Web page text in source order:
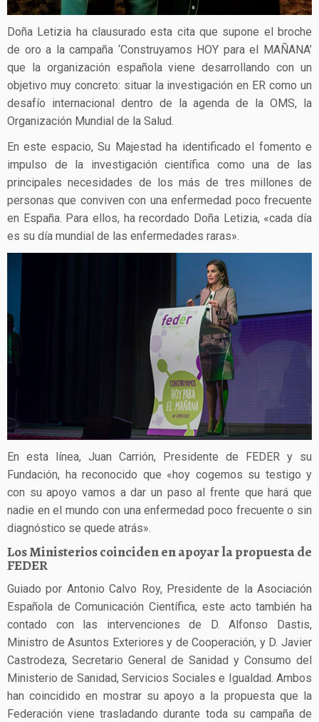
Doña Letizia ha clausurado esta cita que supone el broche
de oro a la campaña ‘Construyamos HOY para el MAÑANA’
que la organización española viene desarrollando con un
objetivo muy concreto: situar la investigación en ER como un
desafío internacional dentro de la agenda de la OMS, la
Organización Mundial de la Salud.
En este espacio, Su Majestad ha identificado el fomento e
impulso de la investigación científica como una de las
principales necesidades de los más de tres millones de
personas que conviven con una enfermedad poco frecuente
en España. Para ellos, ha recordado Doña Letizia, «cada día
es su día mundial de las enfermedades raras».
En esta línea, Juan Carrión, Presidente de FEDER y su
Fundación, ha reconocido que «hoy cogemos su testigo y
con su apoyo vamos a dar un paso al frente que hará que
nadie en el mundo con una enfermedad poco frecuente o sin
diagnóstico se quede atrás».
Los Ministerios coinciden en apoyar la propuesta de
FEDER
Guiado por Antonio Calvo Roy, Presidente de la Asociación
Española de Comunicación Científica, este acto también ha
contado con las intervenciones de D. Alfonso Dastis,
Ministro de Asuntos Exteriores y de Cooperación, y D. Javier
Castrodeza, Secretario General de Sanidad y Consumo del
Ministerio de Sanidad, Servicios Sociales e Igualdad. Ambos
han coincidido en mostrar su apoyo a la propuesta que la
Federación viene trasladando durante toda su campaña de